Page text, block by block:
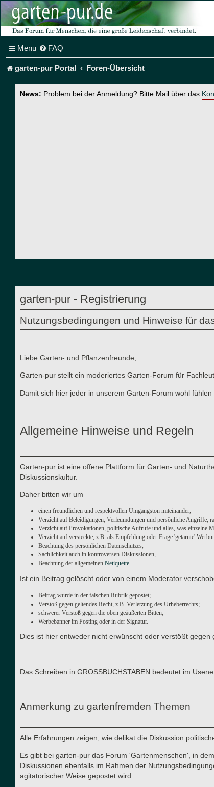
Menu FAQ
garten-pur Portal Foren-Übersicht
News: Problem bei der Anmeldung? Bitte Mail über das
garten-pur - Registrierung
Nutzungsbedingungen und Hinweise für
Liebe Garten- und Pflanzenfreunde,
Garten-pur stellt ein moderiertes Garten-Forum für
Damit sich hier jeder in unserem Garten-Forum wohl
Allgemeine Hinweise und Regeln
Garten-pur ist eine offene Plattform für Garten- und
Diskussionskultur.
Daher bitten wir um
einen freundlichen und respektvollen Umgangston miteinander,
Verzicht auf Beleidigungen, Verleumdungen und persönliche Angriffe,
Verzicht auf Provokationen, politische Aufrufe und alles, was einzelne
Verzicht auf versteckte, z.B. als Empfehlung oder Frage 'getarnte'
Beachtung des persönlichen Datenschutzes,
Sachlichkeit auch in kontroversen Diskussionen,
Beachtung der allgemeinen Netiquette.
Ist ein Beitrag gelöscht oder von einem Moderator
Beitrag wurde in der falschen Rubrik gepostet;
Verstoß gegen geltendes Recht, z.B. Verletzung des Urheberrechts;
schwerer Verstoß gegen die oben geäußerten Bitten;
Werbebanner im Posting oder in der Signatur.
Dies ist hier entweder nicht erwünscht oder verstößt
Das Schreiben in GROSSBUCHSTABEN bedeutet im
Anmerkung zu gartenfremden Themen
Alle Erfahrungen zeigen, wie delikat die Diskussion
Es gibt bei garten-pur das Forum 'Gartenmenschen', in
Diskussionen ebenfalls im Rahmen der
agitatorischer Weise gepostet wird.